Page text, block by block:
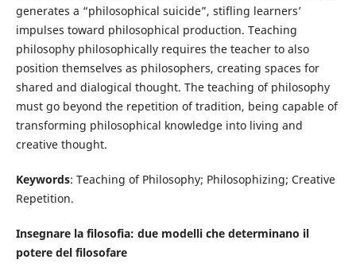
generates a “philosophical suicide”, stifling learners’
impulses toward philosophical production. Teaching
philosophy philosophically requires the teacher to also
position themselves as philosophers, creating spaces for
shared and dialogical thought. The teaching of philosophy
must go beyond the repetition of tradition, being capable of
transforming philosophical knowledge into living and
creative thought.
Keywords: Teaching of Philosophy; Philosophizing; Creative
Repetition.
Insegnare la filosofia: due modelli che determinano il
potere del filosofare